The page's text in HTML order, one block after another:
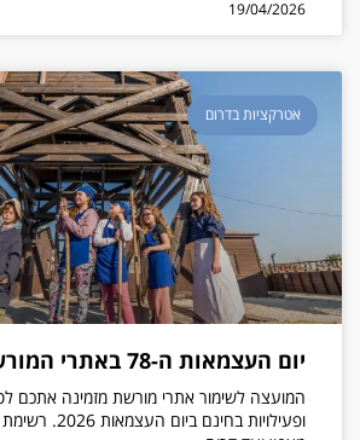
19/04/2026
אטרקציות בדרום
יום העצמאות ה-78 באתרי המורשת
המועצה לשימור אתרי מורשת מזמינה אתכם
ופעילויות בחינם